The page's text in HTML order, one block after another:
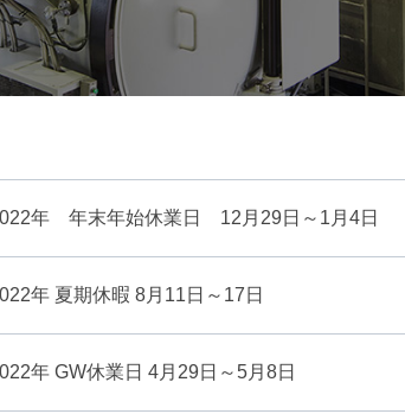
年 年末年始休業日 12月29日～1月4日
年 夏期休暇 8月11日～17日
年 GW休業日 4月29日～5月8日